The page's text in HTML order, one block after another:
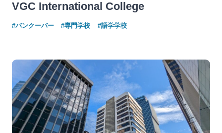
VGC International College
#バンクーバー #専門学校 #語学学校